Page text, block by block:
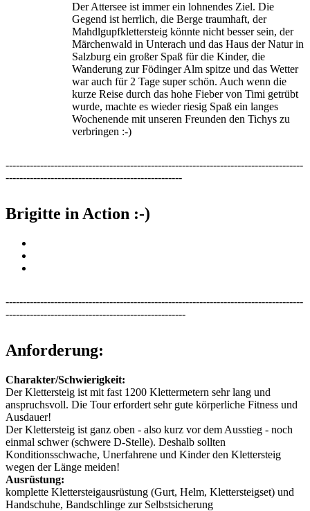
Der Attersee ist immer ein lohnendes Ziel. Die
Gegend ist herrlich, die Berge traumhaft, der
Mahdlgupfklettersteig könnte nicht besser sein, der
Märchenwald in Unterach und das Haus der Natur in
Salzburg ein großer Spaß für die Kinder, die
Wanderung zur Födinger Alm spitze und das Wetter
war auch für 2 Tage super schön. Auch wenn die
kurze Reise durch das hohe Fieber von Timi getrübt
wurde, machte es wieder riesig Spaß ein langes
Wochenende mit unseren Freunden den Tichys zu
verbringen :-)
--------------------------------------------------------------------------------------
---------------------------------------------------
Brigitte in Action :-)
--------------------------------------------------------------------------------------
----------------------------------------------------
Anforderung:
Charakter/Schwierigkeit:
Der Klettersteig ist mit fast 1200 Klettermetern sehr lang und
anspruchsvoll. Die Tour erfordert sehr gute körperliche Fitness und
Ausdauer!
Der Klettersteig ist ganz oben - also kurz vor dem Ausstieg - noch
einmal schwer (schwere D-Stelle). Deshalb sollten
Konditionsschwache, Unerfahrene und Kinder den Klettersteig
wegen der Länge meiden!
Ausrüstung:
komplette Klettersteigausrüstung (Gurt, Helm, Klettersteigset) und
Handschuhe, Bandschlinge zur Selbstsicherung